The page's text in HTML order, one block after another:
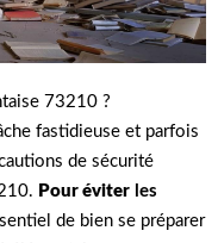
73210 ?
fastidieuse et parfois
de sécurité
Pour éviter les
de bien se préparer